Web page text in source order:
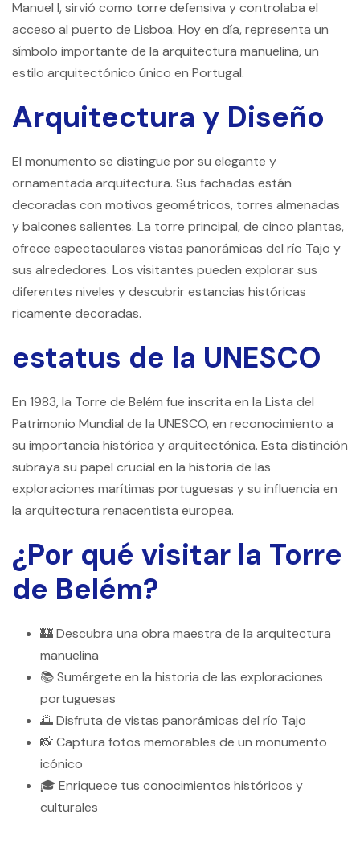
Manuel I, sirvió como torre defensiva y controlaba el
acceso al puerto de Lisboa. Hoy en día, representa un
símbolo importante de la arquitectura manuelina, un
estilo arquitectónico único en Portugal.
Arquitectura y Diseño
El monumento se distingue por su elegante y
ornamentada arquitectura. Sus fachadas están
decoradas con motivos geométricos, torres almenadas
y balcones salientes. La torre principal, de cinco plantas,
ofrece espectaculares vistas panorámicas del río Tajo y
sus alrededores. Los visitantes pueden explorar sus
diferentes niveles y descubrir estancias históricas
ricamente decoradas.
estatus de la UNESCO
En 1983, la Torre de Belém fue inscrita en la Lista del
Patrimonio Mundial de la UNESCO, en reconocimiento a
su importancia histórica y arquitectónica. Esta distinción
subraya su papel crucial en la historia de las
exploraciones marítimas portuguesas y su influencia en
la arquitectura renacentista europea.
¿Por qué visitar la Torre
de Belém?
🏰 Descubra una obra maestra de la arquitectura
manuelina
📚 Sumérgete en la historia de las exploraciones
portuguesas
🌅 Disfruta de vistas panorámicas del río Tajo
📸 Captura fotos memorables de un monumento
icónico
🎓 Enriquece tus conocimientos históricos y
culturales